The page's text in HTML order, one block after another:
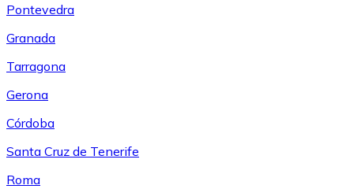
Pontevedra
Granada
Tarragona
Gerona
Córdoba
Santa Cruz de Tenerife
Roma